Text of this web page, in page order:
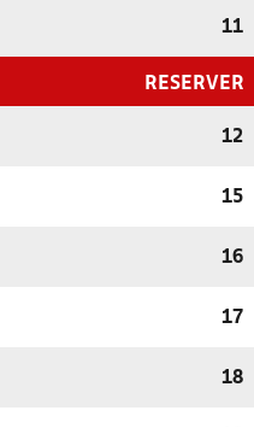
11
RESERVER
12
15
16
17
18